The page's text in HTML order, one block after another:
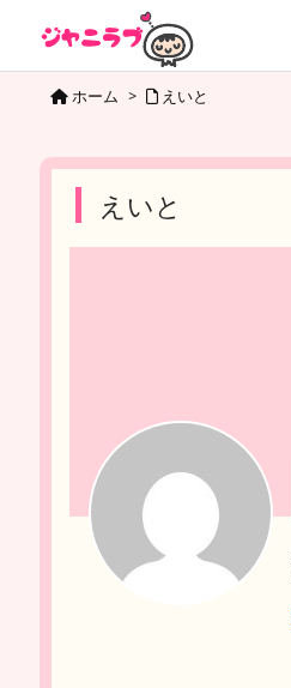
ホーム > えいと
えいと